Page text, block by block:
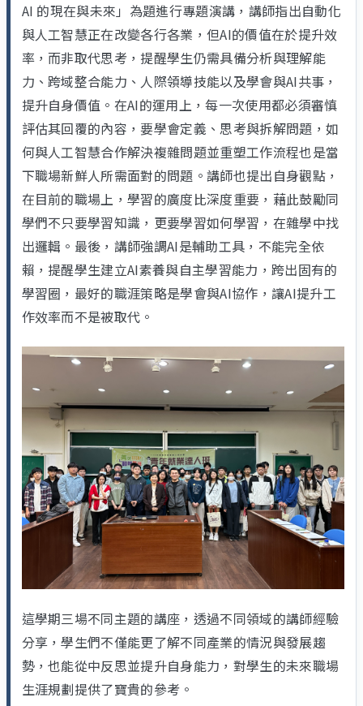
AI 的現在與未來」為題進行專題演講，講師指出自動化
與人工智慧正在改變各行各業，但AI的價值在於提升效
率，而非取代思考，提醒學生仍需具備分析與理解能
力、跨域整合能力、人際領導技能以及學會與AI共事，
提升自身價值。在AI的運用上，每一次使用都必須審慎
評估其回覆的內容，要學會定義、思考與拆解問題，如
何與人工智慧合作解決複雜問題並重塑工作流程也是當
下職場新鮮人所需面對的問題。講師也提出自身觀點，
在目前的職場上，學習的廣度比深度重要，藉此鼓勵同
學們不只要學習知識，更要學習如何學習，在雜學中找
出邏輯。最後，講師強調AI是輔助工具，不能完全依
賴，提醒學生建立AI素養與自主學習能力，跨出固有的
學習圈，最好的職涯策略是學會與AI協作，讓AI提升工
作效率而不是被取代。
這學期三場不同主題的講座，透過不同領域的講師經驗
分享，學生們不僅能更了解不同產業的情況與發展趨
勢，也能從中反思並提升自身能力，對學生的未來職場
生涯規劃提供了寶貴的參考。